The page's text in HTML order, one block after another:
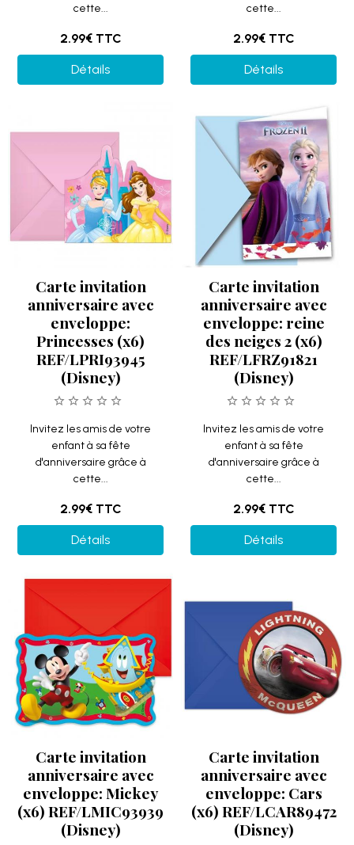
cette...
2.99€ TTC
Détails
cette...
2.99€ TTC
Détails
Carte invitation
anniversaire avec
enveloppe:
Princesses (x6)
REF/LPRI93945
(Disney)
Invitez les amis de votre
enfant à sa fête
d'anniversaire grâce à
cette...
2.99€ TTC
Détails
Carte invitation
anniversaire avec
enveloppe: reine
des neiges 2 (x6)
REF/LFRZ91821
(Disney)
Invitez les amis de votre
enfant à sa fête
d'anniversaire grâce à
cette...
2.99€ TTC
Détails
Carte invitation
anniversaire avec
enveloppe: Mickey
(x6) REF/LMIC93939
(Disney)
Carte invitation
anniversaire avec
enveloppe: Cars
(x6) REF/LCAR89472
(Disney)